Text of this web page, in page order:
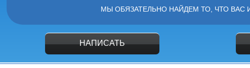
МЫ ОБЯЗАТЕЛЬНО НАЙДЕМ ТО, ЧТО ВАС
НАПИСАТЬ